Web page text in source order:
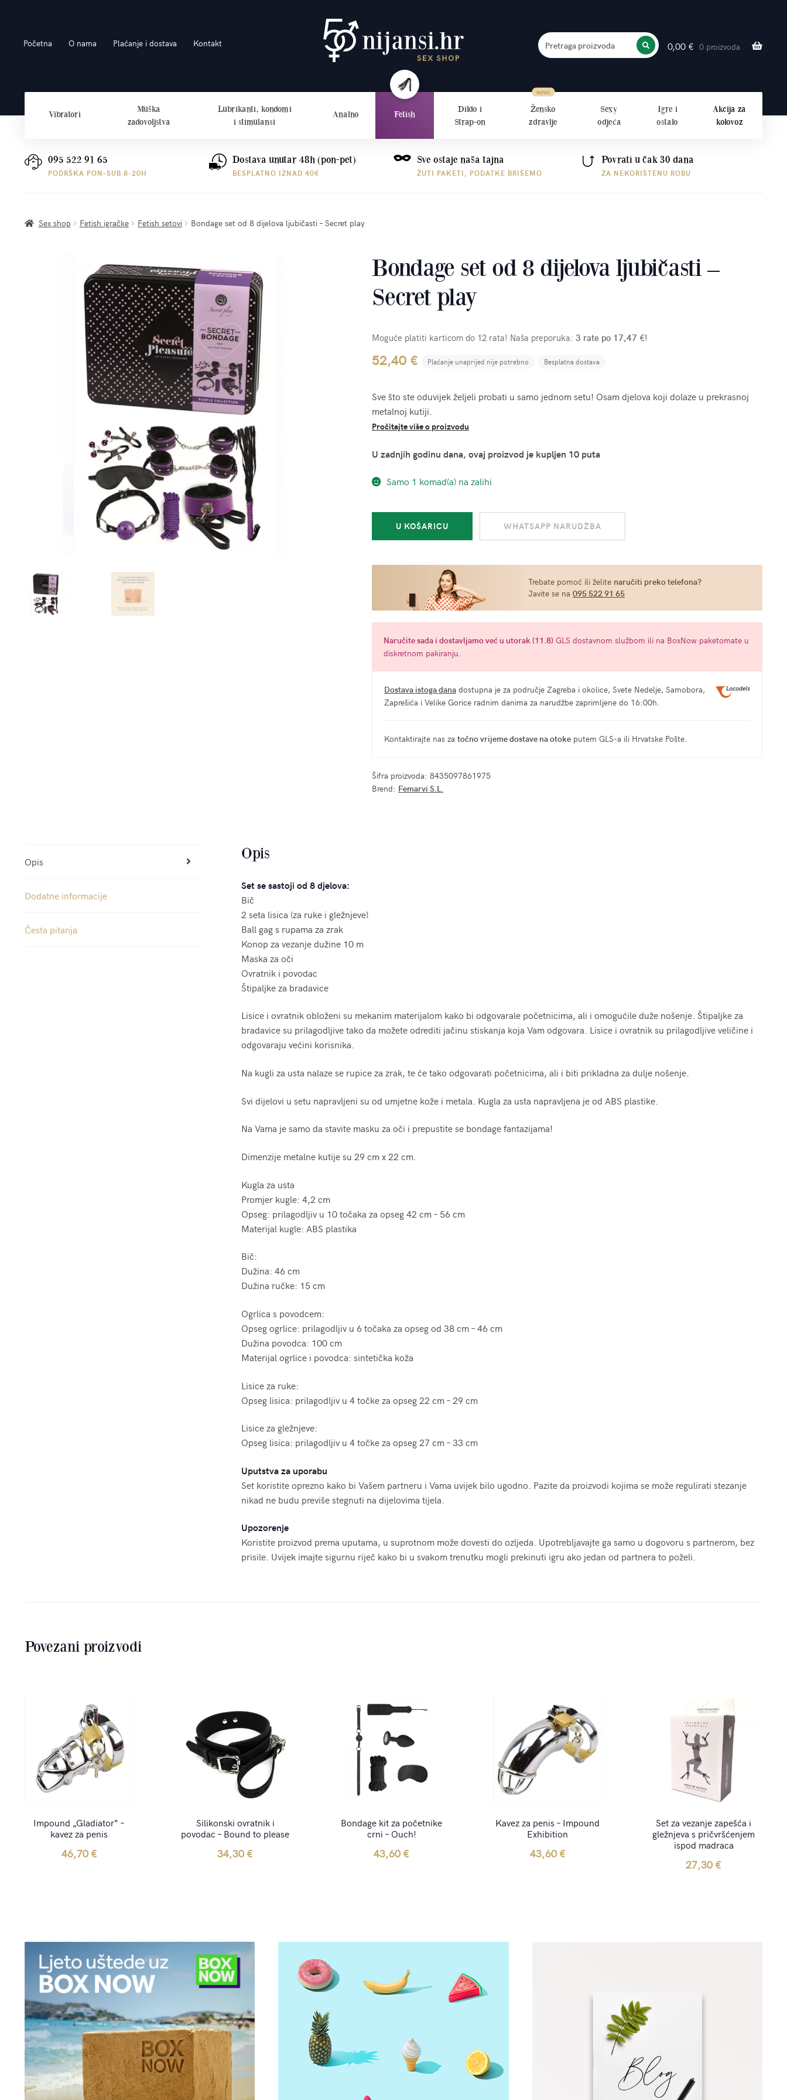
na
do
Početna O nama Plaćanje i dostava Kontakt 0,00 € 0 proizvoda
Pretraga proizvoda
PRETRAŽITE
Vibratori
Muška
zadovoljstva
Lubrikanti, kondomi
i stimulansi
Analno Fetish
Dildo i
Strap-on
Žensko
zdravlje
Sexy
odjeća
Igre i
ostalo
Akcija za
kolovoz
095 522 91 65
PODRŠKA PON-SUB 8-20H
Dostava unutar 48h (pon-pet)
BESPLATNO IZNAD 40€
Sve ostaje naša tajna
ŽUTI PAKETI, PODATKE BRIŠEMO
Povrati u čak 30 dana
ZA NEKORIŠTENU ROBU
Sex shop Fetish igračke Fetish setovi Bondage set od 8 dijelova ljubičasti – Secret play
Bondage set od 8 dijelova ljubičasti –
Secret play
Moguće platiti karticom do 12 rata! Naša preporuka: 3 rate po 17,47 €!
52,40 € Plaćanje unaprijed nije potrebno Besplatna dostava
Sve što ste oduvijek željeli probati u samo jednom setu! Osam djelova koji dolaze u prekrasnoj
metalnoj kutiji.
Pročitajte više o proizvodu
U zadnjih godinu dana, ovaj proizvod je kupljen 10 puta
Samo 1 komad(a) na zalihi
8
Secret
play
količina
U KOŠARICU WHATSAPP NARUDŽBA
Trebate pomoć ili želite naručiti preko telefona?
Javite se na 095 522 91 65
Naručitesadai dostavljamo već u utorak (11.8) GLS dostavnom službom ili na BoxNow paketomate u
diskretnom pakiranju.
Dostava istoga danadostupna je za područje Zagreba i okolice, Svete Nedelje, Samobora,
Zaprešića i Velike Gorice radnim danima za narudžbe zaprimljene do 16:00h.
Kontaktirajte nas za točno vrijeme dostave na otokeputem GLS-a ili Hrvatske Pošte.
Šifra proizvoda: 8435097861975
Brend: Femarvi S.L.
Opis
Dodatne informacije
Česta pitanja
Opis
Set se sastoji od 8 djelova:
Bič
2 seta lisica (za ruke i gležnjeve)
Ball gag s rupama za zrak
Konop za vezanje dužine 10 m
Maska za oči
Ovratnik i povodac
Štipaljke za bradavice
Lisice i ovratnik obloženi su mekanim materijalom kako bi odgovarale početnicima, ali i omogućile duže nošenje. Štipaljke za
bradavice su prilagodljive tako da možete odrediti jačinu stiskanja koja Vam odgovara. Lisice i ovratnik su prilagodljive veličine i
odgovaraju većini korisnika.
Na kugli za usta nalaze se rupice za zrak, te će tako odgovarati početnicima, ali i biti prikladna za dulje nošenje.
Svi dijelovi u setu napravljeni su od umjetne kože i metala. Kugla za usta napravljena je od ABS plastike.
Na Vama je samo da stavite masku za oči i prepustite se bondage fantazijama!
Dimenzije metalne kutije su 29 cm x 22 cm.
Kugla za usta
Promjer kugle: 4,2 cm
Opseg: prilagodljiv u 10 točaka za opseg 42 cm – 56 cm
Materijal kugle: ABS plastika
Bič:
Dužina: 46 cm
Dužina ručke: 15 cm
Ogrlica s povodcem:
Opseg ogrlice: prilagodljiv u 6 točaka za opseg od 38 cm – 46 cm
Dužina povodca: 100 cm
Materijal ogrlice i povodca: sintetička koža
Lisice za ruke:
Opseg lisica: prilagodljiv u 4 točke za opseg 22 cm – 29 cm
Lisice za gležnjeve:
Opseg lisica: prilagodljiv u 4 točke za opseg 27 cm – 33 cm
Uputstva za uporabu
Set koristite oprezno kako bi Vašem partneru i Vama uvijek bilo ugodno. Pazite da proizvodi kojima se može regulirati stezanje
nikad ne budu previše stegnuti na dijelovima tijela.
Upozorenje
Koristite proizvod prema uputama, u suprotnom može dovesti do ozljeda. Upotrebljavajte ga samo u dogovoru s partnerom, bez
prisile. Uvijek imajte sigurnu riječ kako bi u svakom trenutku mogli prekinuti igru ako jedan od partnera to poželi.
Povezani proizvodi
Impound „Gladiator“ –
kavez za penis
46,70€
Silikonski ovratnik i
povodac – Bound to please
34,30€
Bondage kit za početnike
crni – Ouch!
43,60€
Kavez za penis – Impound
Exhibition
43,60€
Set za vezanje zapešća i
gležnjeva s pričvršćenjem
ispod madraca
27,30€